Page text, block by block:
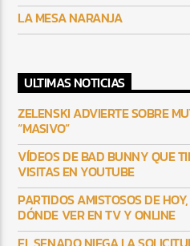
LA MESA NARANJA
ULTIMAS NOTICIAS
ZELENSKI ADVIERTE SOBRE
“MASIVO”
VÍDEOS DE BAD BUNNY QUE
VISITAS EN YOUTUBE
PARTIDOS AMISTOSOS DE
DÓNDE VER EN TV Y ONLINE